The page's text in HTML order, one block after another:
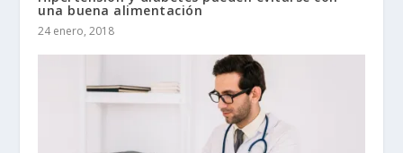
una buena alimentación
24 enero, 2018